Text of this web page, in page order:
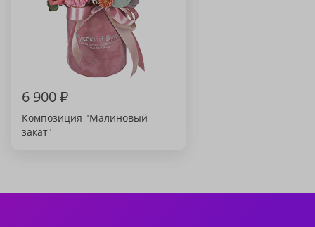
6 900₽
Композиция "Малиновый
закат"